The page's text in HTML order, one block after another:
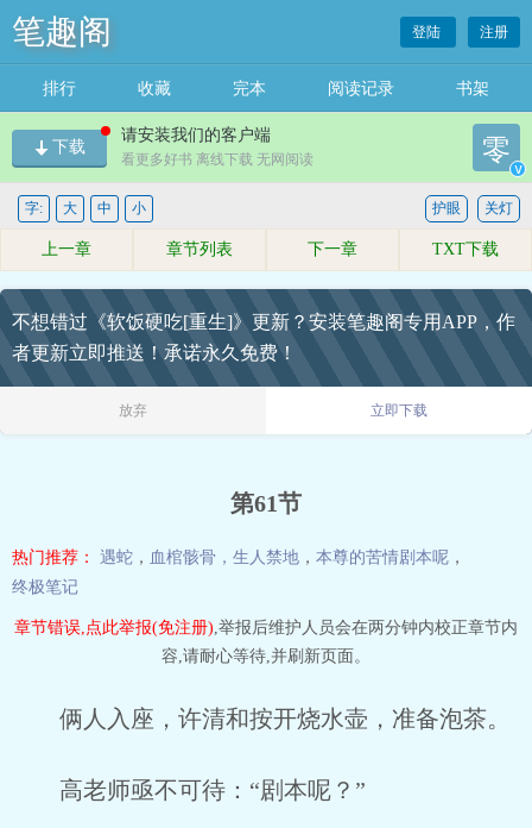
笔趣阁 登陆 注册
排行 收藏 完本 阅读记录 书架
下载
请安装我们的客户端
看更多好书 离线下载 无网阅读 零
v
字: 大 中 小 关灯
护眼
上一章 章节列表 下一章 TXT下载
不想错过《软饭硬吃[重生]》更新？安装笔趣阁专用APP，作
者更新立即推送！承诺永久免费！
放弃 立即下载
第61节
热门推荐： 遇蛇 ， 血棺骸骨，生人禁地 ， 本尊的苦情剧本呢 ，
终极笔记
章节错误,点此举报(免注册),举报后维护人员会在两分钟内校正章节内
容,请耐心等待,并刷新页面。
俩人入座，许清和按开烧水壶，准备泡茶。
高老师亟不可待：“剧本呢？”